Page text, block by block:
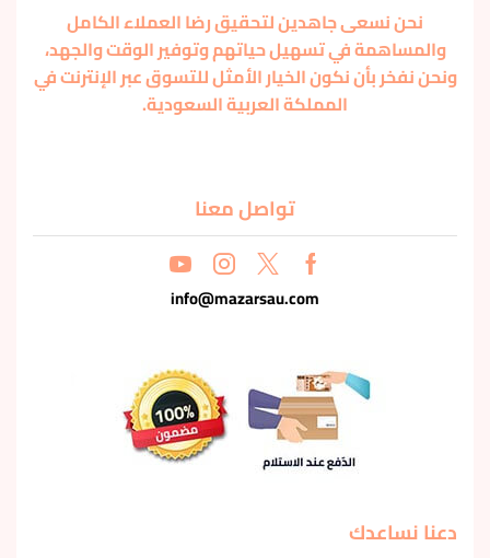
نحن نسعى جاهدين لتحقيق رضا العملاء الكامل
والمساهمة في تسهيل حياتهم وتوفير الوقت والجهد،
ونحن نفخر بأن نكون الخيار الأمثل للتسوق عبر الإنترنت في
المملكة العربية السعودية.
تواصل معنا
info@mazarsau.com
دعنا نساعدك